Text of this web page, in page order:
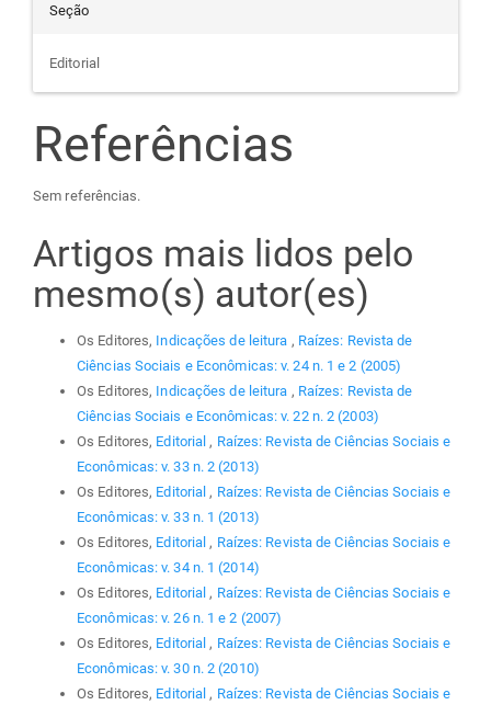
Seção
Editorial
Referências
Sem referências.
Artigos mais lidos pelo
mesmo(s) autor(es)
Os Editores, Indicações de leitura , Raízes: Revista de
Ciências Sociais e Econômicas: v. 24 n. 1 e 2 (2005)
Os Editores, Indicações de leitura , Raízes: Revista de
Ciências Sociais e Econômicas: v. 22 n. 2 (2003)
Os Editores, Editorial , Raízes: Revista de Ciências Sociais e
Econômicas: v. 33 n. 2 (2013)
Os Editores, Editorial , Raízes: Revista de Ciências Sociais e
Econômicas: v. 33 n. 1 (2013)
Os Editores, Editorial , Raízes: Revista de Ciências Sociais e
Econômicas: v. 34 n. 1 (2014)
Os Editores, Editorial , Raízes: Revista de Ciências Sociais e
Econômicas: v. 26 n. 1 e 2 (2007)
Os Editores, Editorial , Raízes: Revista de Ciências Sociais e
Econômicas: v. 30 n. 2 (2010)
Os Editores, Editorial , Raízes: Revista de Ciências Sociais e